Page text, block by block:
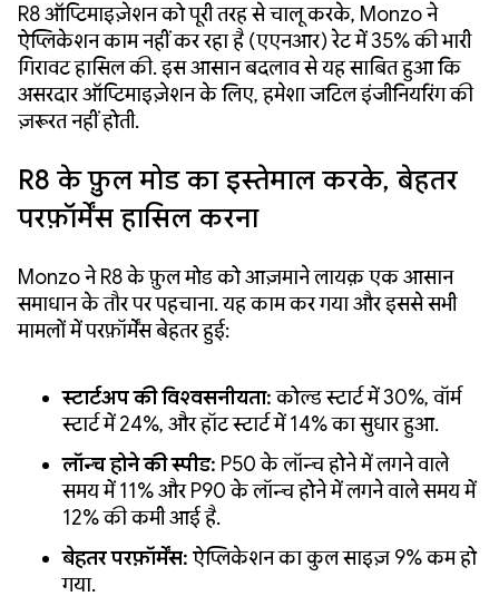
R8 ऑप्टिमाइज़ेशन को पूरी तरह से चालू करके, Monzo ने
ऐप्लिकेशन काम नहीं कर रहा है (एएनआर) रेट में 35% की भारी
गिरावट हासिल की. इस आसान बदलाव से यह साबित हुआ कि
असरदार ऑप्टिमाइज़ेशन के लिए, हमेशा जटिल इंजीनियरिंग की
ज़रूरत नहीं होती.
R8 के फ़ुल मोड का इस्तेमाल करके, बेहतर
परफ़ॉर्मेंस हासिल करना
Monzo ने R8 के फ़ुल मोड को आज़माने लायक़ एक आसान
समाधान के तौर पर पहचाना. यह काम कर गया और इससे सभी
मामलों में परफ़ॉर्मेंस बेहतर हुई:
स्टार्टअप की विश्वसनीयता:कोल्ड स्टार्ट में 30%, वॉर्म
स्टार्ट में 24%, और हॉट स्टार्ट में 14% का सुधार हुआ.
लॉन्च होने की स्पीड: P50 के लॉन्च होने में लगने वाले
समय में 11% और P90 के लॉन्च होने में लगने वाले समय में
12% की कमी आई है.
बेहतर परफ़ॉर्मेंस: ऐप्लिकेशन का कुल साइज़ 9% कम हो
गया.